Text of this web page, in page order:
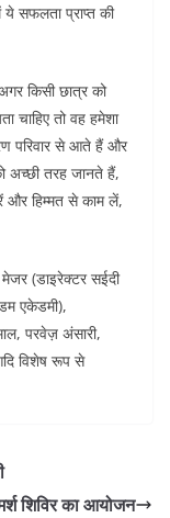
सफलता प्राप्त की
किसी छात्र को
चाहिए तो वह हमेशा
परिवार से आते हैं और
अच्छी तरह जानते हैं,
और हिम्मत से काम लें,
(डाइरेक्टर सईदी
एकेडमी),
परवेज़ अंसारी,
विशेष रूप से
शिविर का आयोजन